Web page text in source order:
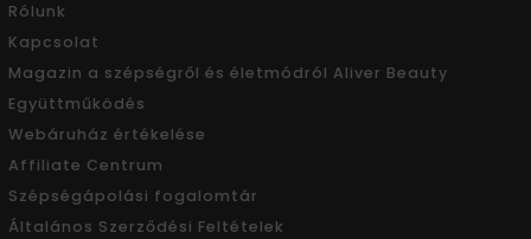
Rólunk
Kapcsolat
Magazin a szépségről és életmódról Aliver Beauty
Együttműködés
Webáruház értékelése
Affiliate Centrum
Szépségápolási fogalomtár
Általános Szerződési Feltételek